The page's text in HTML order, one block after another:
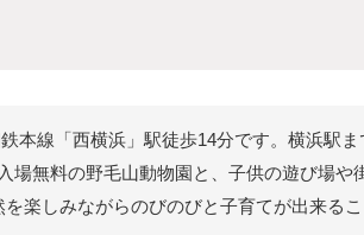
本線「西横浜」駅徒歩14分です。横浜駅ま
場無料の野毛山動物園と、子供の遊び場や
楽しみながらのびのびと子育てが出来るこ